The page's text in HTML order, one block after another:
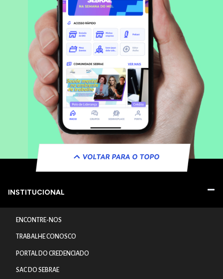
VOLTAR PARA O TOPO
INSTITUCIONAL
ENCONTRE-NOS
TRABALHE CONOSCO
PORTAL DO CREDENCIADO
SAC DO SEBRAE